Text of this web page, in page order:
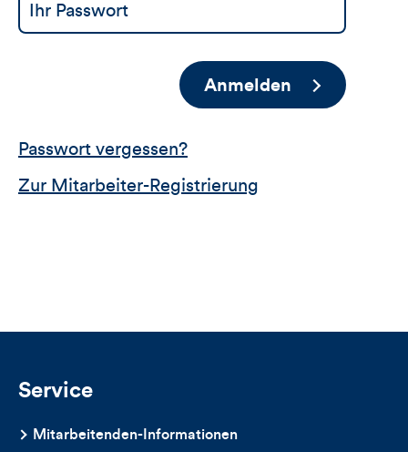
Anmelden
Passwort vergessen?
Zur Mitarbeiter-Registrierung
Service
Mitarbeitenden-Informationen